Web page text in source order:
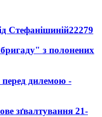
Стефанішиній22279
з полонених
перед дилемою -
зґвалтування 21-